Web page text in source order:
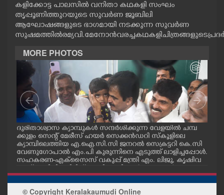
CINEMA
OPINION
PHOTOS
LIFESTYLE
SPIRITUAL
INFO+
ART
കളിക്കോട്ട പാലസിൽ വനിതാ കഥകളി സംഘം
തൃപ്പൂണിത്തുറയുടെ സുവർണ ജൂബിലി
ആഘോഷങ്ങളുടെ ഭാഗമായി നടക്കുന്ന സുവർണ
സുഷമത്തിൽ രമ്യ വി. മേനോൻ വരച്ച കഥകളി ചിത്രങ്ങളുടെ
MORE PHOTOS
ദുരിതാശ്വാസ ക്യാമ്പുകൾ സന്ദർശിക്കുന്ന വേളയിൽ ചമ്പ
ക്കുളം സെന്റ് മേരീസ് ഹയർ സെക്കൻഡറി സ്കൂളിലെ
ക്യാമ്പിലെത്തിയ എ.ഐ.സി.സി ജനറൽ സെക്രട്ടറി കെ.സി
വേണുഗോപാൽ എം.പി കുരുന്നിനെ എടുത്ത് ലാളിച്ചപ്പോൾ.
സഹകരണ-എക്സൈസ് വകുപ്പ് മന്ത്രി എം. ലിജു, കൃഷിവ
ന്നിവർ സമീപം
© Copyright Keralakaumudi Online